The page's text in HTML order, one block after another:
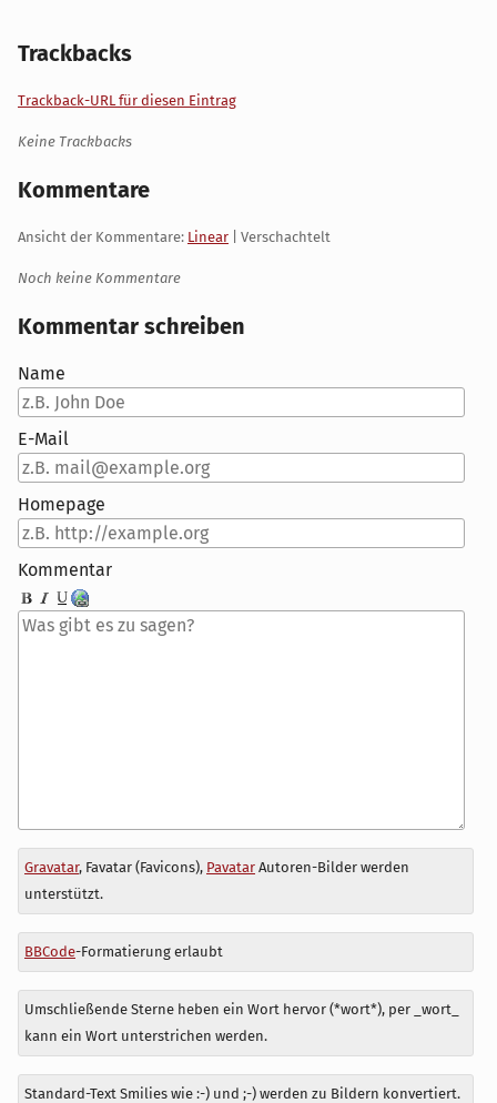
Trackbacks
Trackback-URL für diesen Eintrag
Keine Trackbacks
Kommentare
Ansicht der Kommentare: Linear | Verschachtelt
Noch keine Kommentare
Kommentar schreiben
Name
E-Mail
Homepage
Kommentar
Antwort
zu
Gravatar, Favatar (Favicons), PavatarAutoren-Bilder werden
unterstützt.
BBCode-Formatierung erlaubt
Umschließende Sterne heben ein Wort hervor (*wort*), per _wort_
kann ein Wort unterstrichen werden.
Standard-Text Smilies wie :-) und ;-) werden zu Bildern konvertiert.